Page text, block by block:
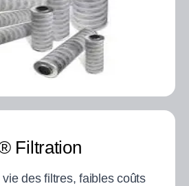
Filtration
des filtres, faibles coûts